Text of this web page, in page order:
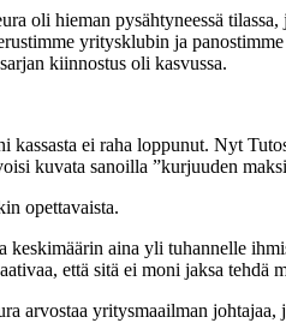
oli hieman pysähtyneessä
yritysklubin ja
kiinnostus oli kasvussa.
kassasta ei raha loppunut. Nyt
kuvata sanoilla ”kurjuuden
opettavaista.
keskimäärin aina yli tuhannelle
että sitä ei moni jaksa tehdä
arvostaa yritysmaailman